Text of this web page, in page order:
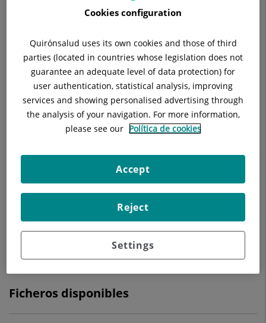
Ficheros disponibles
Cookies configuration
Quirónsalud uses its own cookies and those of third
parties (located in countries whose legislation does not
guarantee an adequate level of data protection) for
user authentication, statistical analysis, improving
services and showing personalised advertising through
the analysis of your navigation. For more information,
please see our Política de cookies
Settings
Reject
Accept